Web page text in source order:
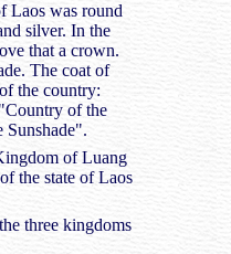
Laos was round
silver. In the
that a crown.
The coat of
the country:
of the
of Luang
the state of Laos
three kingdoms